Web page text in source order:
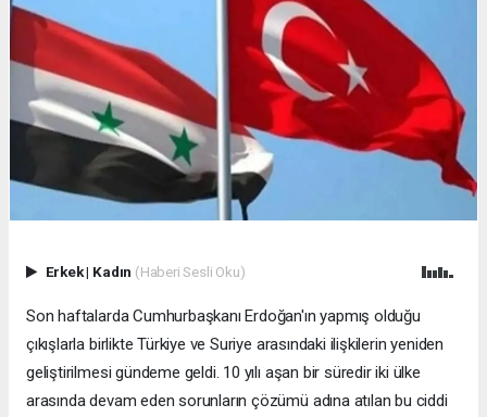
Erkek| Kadın (Haberi Sesli Oku)
Son haftalarda Cumhurbaşkanı Erdoğan'ın yapmış olduğu
çıkışlarla birlikte Türkiye ve Suriye arasındaki ilişkilerin yeniden
geliştirilmesi gündeme geldi. 10 yılı aşan bir süredir iki ülke
arasında devam eden sorunların çözümü adına atılan bu ciddi